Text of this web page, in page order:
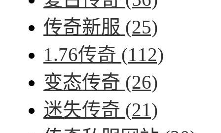
传奇新服 (25)
1.76传奇 (112)
变态传奇 (26)
迷失传奇 (21)